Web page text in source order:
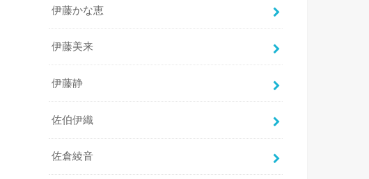
伊藤かな恵
伊藤美来
伊藤静
佐伯伊織
佐倉綾音